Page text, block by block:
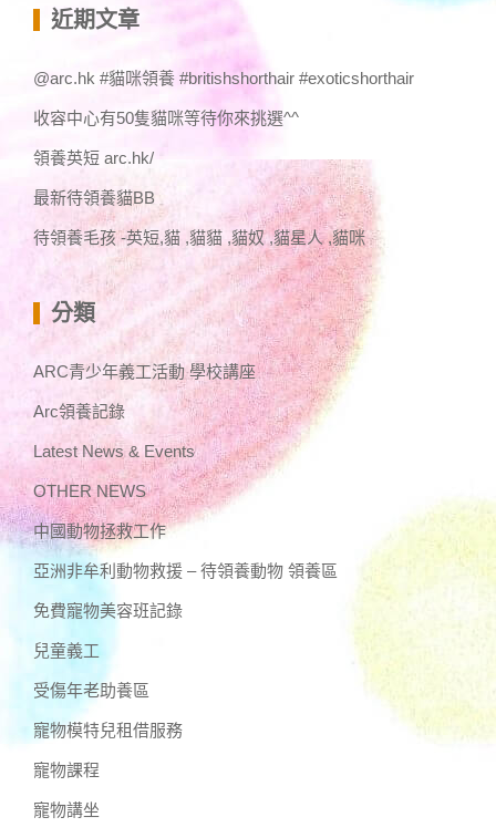
鍵 近期文章
@arc.hk #貓咪領養 #britishshorthair #exoticshorthair
收容中心有50隻貓咪等待你來挑選^^
領養英短 arc.hk/
最新待領養貓BB
待領養毛孩 -英短,貓 ,貓貓 ,貓奴 ,貓星人 ,貓咪
分類
ARC青少年義工活動 學校講座
Arc領養記錄
Latest News & Events
OTHER NEWS
中國動物拯救工作
亞洲非牟利動物救援 – 待領養動物 領養區
免費寵物美容班記錄
兒童義工
受傷年老助養區
寵物模特兒租借服務
寵物課程
寵物講坐